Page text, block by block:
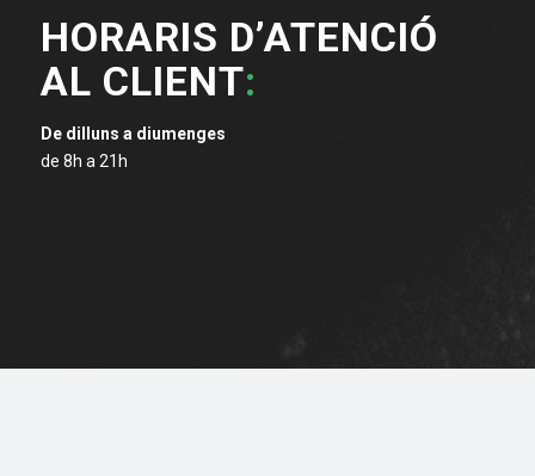
HORARIS D’ATENCIÓ
AL CLIENT:
De dilluns a diumenges
de 8h a 21h